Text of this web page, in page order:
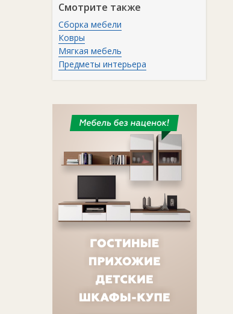
Смотрите также
Сборка мебели
Ковры
Мягкая мебель
Предметы интерьера